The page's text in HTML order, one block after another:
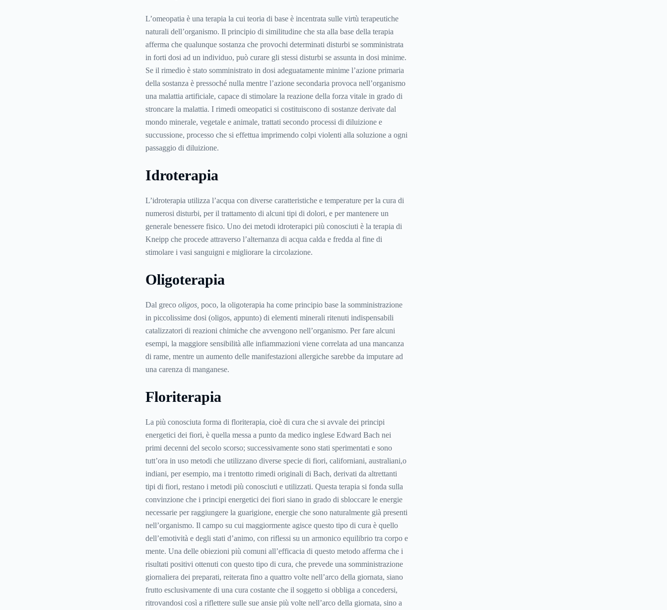
L’omeopatia è una terapia la cui teoria di base è incentrata sulle virtù terapeutiche
naturali dell’organismo. Il principio di similitudine che sta alla base della terapia
afferma che qualunque sostanza che provochi determinati disturbi se somministrata
in forti dosi ad un individuo, può curare gli stessi disturbi se assunta in dosi minime.
Se il rimedio è stato somministrato in dosi adeguatamente minime l’azione primaria
della sostanza è pressoché nulla mentre l’azione secondaria provoca nell’organismo
una malattia artificiale, capace di stimolare la reazione della forza vitale in grado di
stroncare la malattia. I rimedi omeopatici si costituiscono di sostanze derivate dal
mondo minerale, vegetale e animale, trattati secondo processi di diluizione e
succussione, processo che si effettua imprimendo colpi violenti alla soluzione a ogni
passaggio di diluizione.
Idroterapia
L’idroterapia utilizza l’acqua con diverse caratteristiche e temperature per la cura di
numerosi disturbi, per il trattamento di alcuni tipi di dolori, e per mantenere un
generale benessere fisico. Uno dei metodi idroterapici più conosciuti è la terapia di
Kneipp che procede attraverso l’alternanza di acqua calda e fredda al fine di
stimolare i vasi sanguigni e migliorare la circolazione.
Oligoterapia
Dal greco oligos, poco, la oligoterapia ha come principio base la somministrazione
in piccolissime dosi (oligos, appunto) di elementi minerali ritenuti indispensabili
catalizzatori di reazioni chimiche che avvengono nell’organismo. Per fare alcuni
esempi, la maggiore sensibilità alle infiammazioni viene correlata ad una mancanza
di rame, mentre un aumento delle manifestazioni allergiche sarebbe da imputare ad
una carenza di manganese.
Floriterapia
La più conosciuta forma di floriterapia, cioè di cura che si avvale dei principi
energetici dei fiori, è quella messa a punto da medico inglese Edward Bach nei
primi decenni del secolo scorso; successivamente sono stati sperimentati e sono
tutt’ora in uso metodi che utilizzano diverse specie di fiori, californiani, australiani,o
indiani, per esempio, ma i trentotto rimedi originali di Bach, derivati da altrettanti
tipi di fiori, restano i metodi più conosciuti e utilizzati. Questa terapia si fonda sulla
convinzione che i principi energetici dei fiori siano in grado di sbloccare le energie
necessarie per raggiungere la guarigione, energie che sono naturalmente già presenti
nell’organismo. Il campo su cui maggiormente agisce questo tipo di cura è quello
dell’emotività e degli stati d’animo, con riflessi su un armonico equilibrio tra corpo e
mente. Una delle obiezioni più comuni all’efficacia di questo metodo afferma che i
risultati positivi ottenuti con questo tipo di cura, che prevede una somministrazione
giornaliera dei preparati, reiterata fino a quattro volte nell’arco della giornata, siano
frutto esclusivamente di una cura costante che il soggetto si obbliga a concedersi,
ritrovandosi così a riflettere sulle sue ansie più volte nell’arco della giornata, sino a